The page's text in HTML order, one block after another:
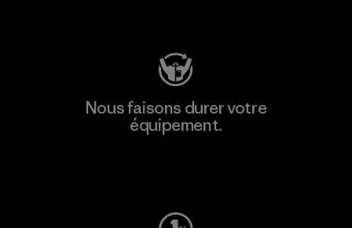
Nous faisons durer votre
équipement.